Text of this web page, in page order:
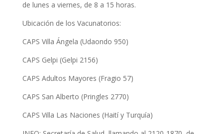
de lunes a viernes, de 8 a 15 horas.
Ubicación de los Vacunatorios:
CAPS Villa Ángela (Udaondo 950)
CAPS Gelpi (Gelpi 2156)
CAPS Adultos Mayores (Fragio 57)
CAPS San Alberto (Pringles 2770)
CAPS Villa Las Naciones (Haití y Turquía)